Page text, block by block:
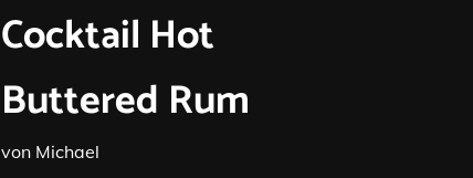
Cocktail Hot
Buttered Rum
von Michael